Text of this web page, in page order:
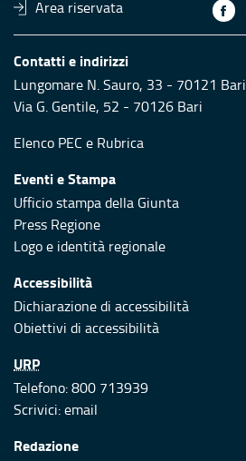
Area riservata
Contatti e indirizzi
Lungomare N. Sauro, 33 - 70121 Bari
Via G. Gentile, 52 - 70126 Bari
Elenco PEC e Rubrica
Eventi e Stampa
Ufficio stampa della Giunta
Press Regione
Logo e identità regionale
Accessibilità
Dichiarazione di accessibilità
Obiettivi di accessibilità
URP
Telefono: 800 713939
Scrivici:email
Redazione